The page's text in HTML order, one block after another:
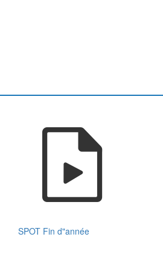
SPOT Fin d"année